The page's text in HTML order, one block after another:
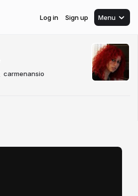
Log in Sign up Menu
carmenansio